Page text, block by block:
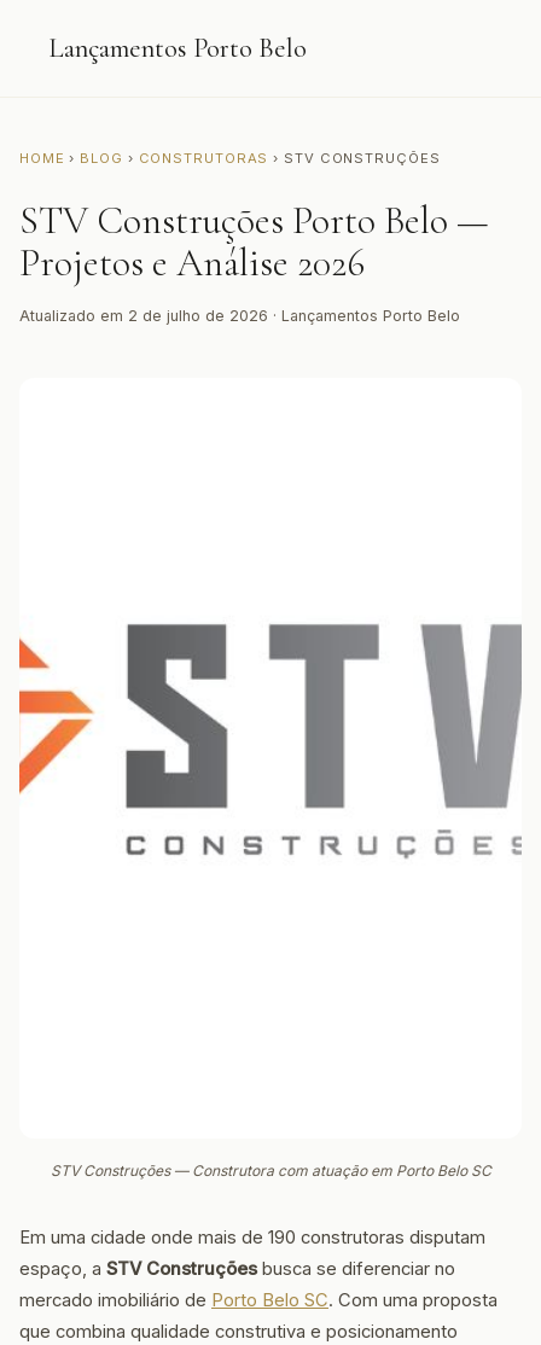
Lançamentos Porto Belo
HOME › BLOG › CONSTRUTORAS › STV CONSTRUÇÕES
STV Construções Porto Belo —
Projetos e Análise 2026
Atualizado em 2 de julho de 2026 · Lançamentos Porto Belo
STV Construções — Construtora com atuação em Porto Belo SC
Em uma cidade onde mais de 190 construtoras disputam
espaço, a STV Construçõesbusca se diferenciar no
mercado imobiliário de Porto Belo SC. Com uma proposta
que combina qualidade construtiva e posicionamento